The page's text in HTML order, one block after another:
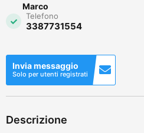
Marco
Telefono
3387731554
Invia messaggio
Solo per utenti registrati
Descrizione